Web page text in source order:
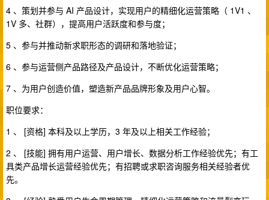
4 、策划并参与 AI 产品设计，实现用户的精细化运营策略（ 1V1 、
1V 多、社群），提高用户活跃度和参与度；
5 、参与并推动新求职形态的调研和落地验证；
6 、参与运营侧产品路径及产品设计，不断优化运营策略；
7 、为用户创造价值，塑造新产品品牌形象及用户心智。
职位要求：
1 、 [资格] 本科及以上学历，3 年及以上相关工作经验；
2 、 [技能] 拥有用户运营、用户增长、数据分析工作经验优先；有工
具类产品增长运营经验优先；有招聘或求职咨询服务相关经验者优
先。